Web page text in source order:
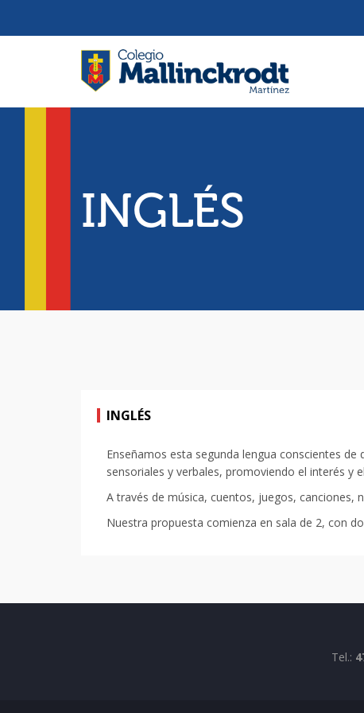
INGLÉS
INGLÉS
Enseñamos esta segunda lengua conscientes
sensoriales y verbales, promoviendo el interés y
A través de música, cuentos, juegos, canciones,
Nuestra propuesta comienza en sala de 2, con
Tel.: